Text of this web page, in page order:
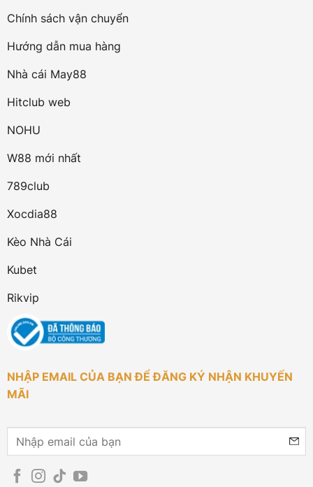
Chính sách vận chuyển
Hướng dẫn mua hàng
Nhà cái May88
Hitclub web
NOHU
W88 mới nhất
789club
Xocdia88
Kèo Nhà Cái
Kubet
Rikvip
NHẬP EMAIL CỦA BẠN ĐỂ ĐĂNG KÝ NHẬN KHUYẾN
MÃI